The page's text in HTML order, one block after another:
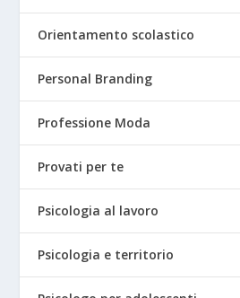
Orientamento scolastico
Personal Branding
Professione Moda
Provati per te
Psicologia al lavoro
Psicologia e territorio